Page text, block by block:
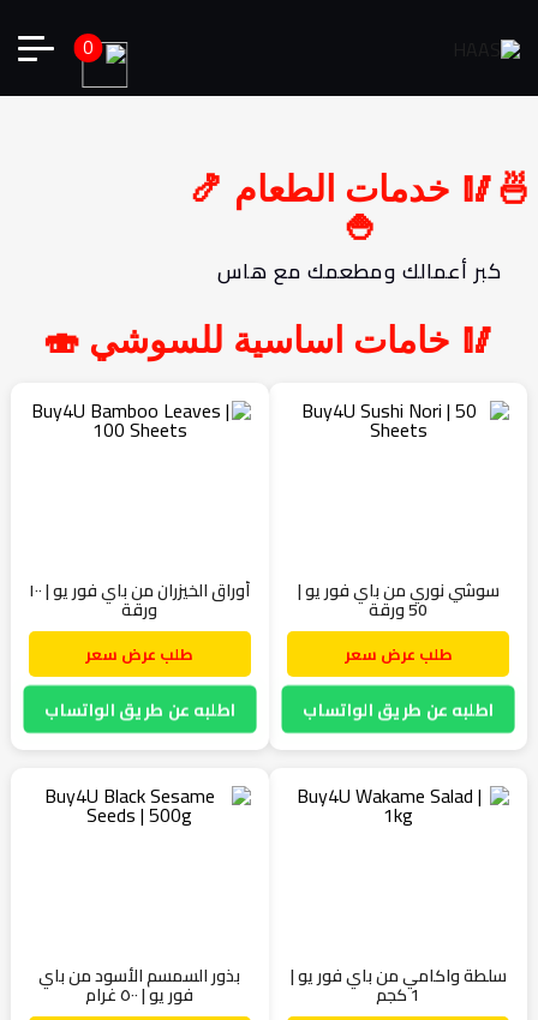
خدمات الطعام 🍤
🍚
كبر أعمالك ومطعمك مع هاس
🥢 خامات اساسية للسوشي 🍣
سوشي نوري من باي فور يو |
50 ورقة
طلب عرض سعر
اطلبه عن طريق الواتساب
أوراق الخيزران من باي فور يو | ١٠٠
ورقة
طلب عرض سعر
اطلبه عن طريق الواتساب
سلطة واكامي من باي فور يو | بذور السمسم الأسود من باي
فور يو | ٥٠٠ غرام
0